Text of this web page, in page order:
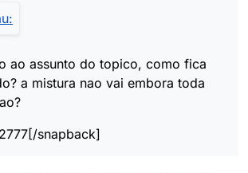
ao assunto do topico, como fica
a mistura nao vai embora toda
snapback]